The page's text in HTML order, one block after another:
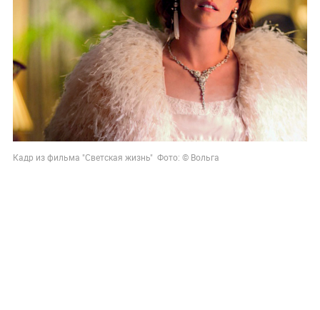
Кадр из фильма "Светская жизнь" Фото: © Вольга